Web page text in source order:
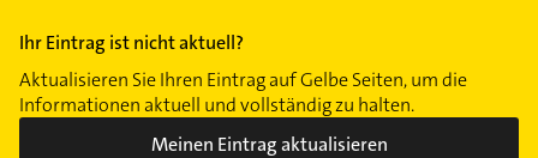
Pempelfort
Rath
Reisholz
Ihr Eintrag ist nicht aktuell?
Aktualisieren Sie Ihren Eintrag auf Gelbe Seiten, um die
Informationen aktuell und vollständig zu halten.
Meinen Eintrag aktualisieren